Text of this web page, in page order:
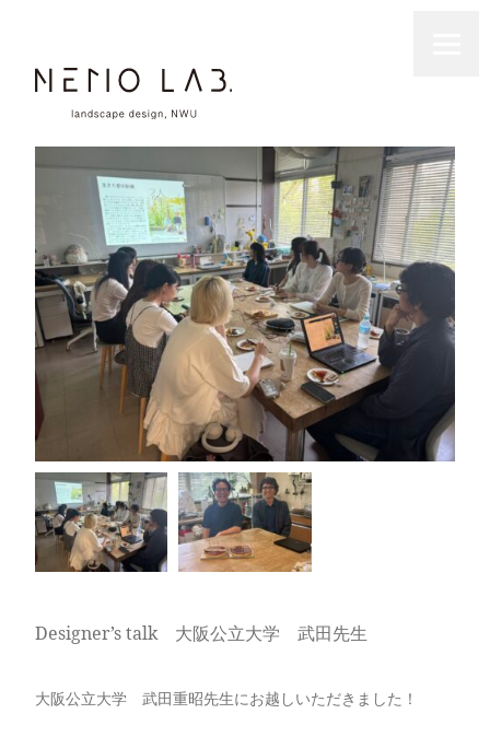
Designer’s talk 大阪公立大学 武田先生
大阪公立大学 武田重昭先生にお越しいただきました！